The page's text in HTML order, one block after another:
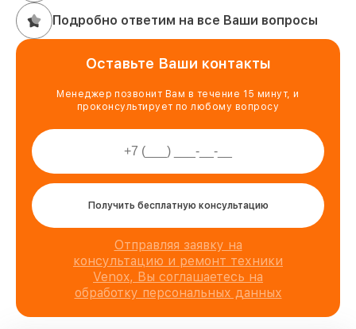
Подробно ответим на все Ваши вопросы
Оставьте Ваши контакты
Менеджер позвонит Вам в течение 15 минут, и
проконсультирует по любому вопросу
Получить бесплатную консультацию
Отправляя заявку на
консультацию и ремонт техники
Venox, Вы соглашаетесь на
обработку персональных данных